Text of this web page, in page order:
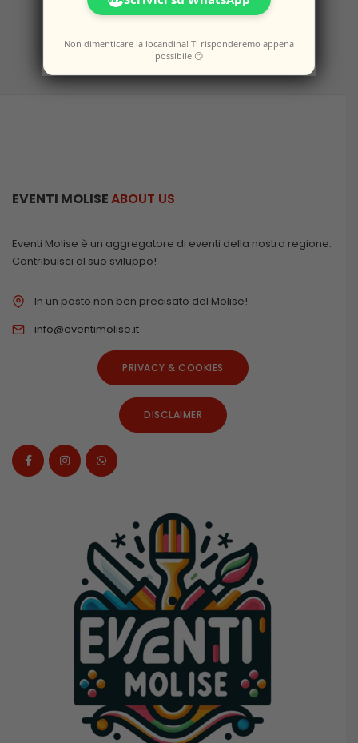
EVENTI MOLISEABOUT US
Eventi Molise è un aggregatore di eventi della nostra regione.
Contribuisci al suo sviluppo!
In un posto non ben precisato del Molise!
info@eventimolise.it
PRIVACY & COOKIES
DISCLAIMER
Non dimenticare la locandina! Ti risponderemo appena
possibile 😊